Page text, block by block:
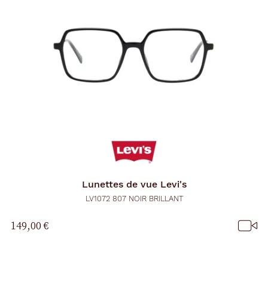
Lunettes de vue Levi's
LV1072 807 NOIR BRILLANT
149,00 €